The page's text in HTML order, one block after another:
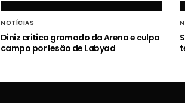
NOTÍCIAS
Diniz critica gramado da Arena e culpa
campo por lesão de Labyad